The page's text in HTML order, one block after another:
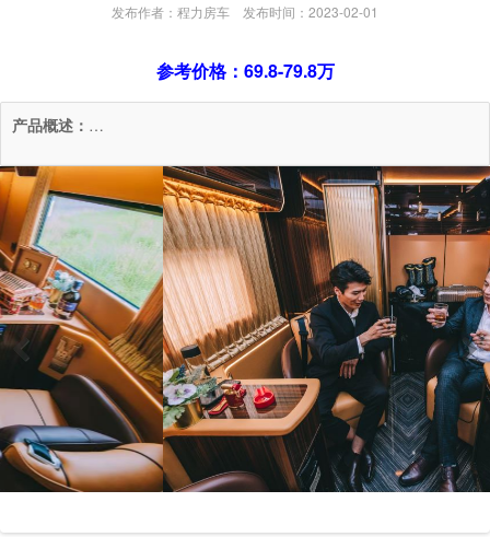
发布作者：程力房车 发布时间：2023-02-01
参考价格：69.8-79.8万
产品概述： …
evi
ou
s
Ne
xt